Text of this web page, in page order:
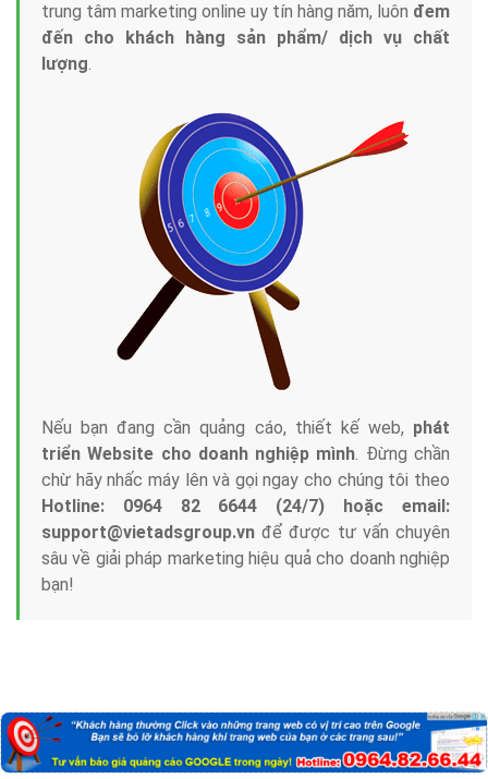
trung tâm marketing online uy tín hàng năm, luôn đem
đến cho khách hàng sản phẩm/ dịch vụ chất
lượng.
Nếu bạn đang cần quảng cáo, thiết kế web, phát
triển Website cho doanh nghiệp mình. Đừng chần
chừ hãy nhấc máy lên và gọi ngay cho chúng tôi theo
Hotline: 0964 82 6644 (24/7) hoặc email:
support@vietadsgroup.vn để được tư vấn chuyên
sâu về giải pháp marketing hiệu quả cho doanh nghiệp
bạn!